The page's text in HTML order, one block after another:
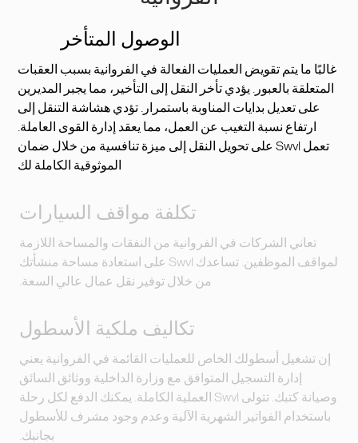
الوصول المتأخر
غالبًا ما يتم تقويض العمليات الفعالة في الفروانية بسبب العقبات
المتعلقة بالعبور. يؤدي تأخر النقل إلى التأخير، مما يجبر المديرين
على تعديل بدايات المناوبة باستمرار. تؤدي هشاشة التنقل إلى
ارتفاع نسبة التغيب عن العمل، مما يعقد إدارة القوى العاملة.
تعمل Swvl على تحويل النقل إلى ميزة تنافسية من خلال ضمان
الموثوقية الكاملة لك
تكلفة مواقف السيارات
تعاني الشركات في الفروانية من النفقات والمساحة اللازمة
لمواقف الموظفين. تساعدك Swvl على استعادة مساحة منشأتك
من خلال توفير نقل عمال عالي السعة.
تكاليف ملكية الأسطول
إن تشغيل أسطولك الخاص للعمليات القائمة في الفروانية يعني
إدارة التسجيل المتوافق مع وزارة الداخلية ووثائق السائق
وصيانة كتبك. تتولى Swvl العملية الكاملة. يمكنك الدفع لكل رحلة
باستخدام الفواتير الشهرية الآلية وعدم وجود مشرف للأسطول
بجانبك.